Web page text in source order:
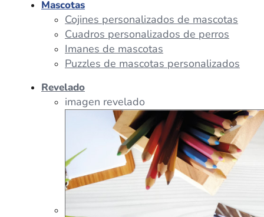
Mascotas
Cojines personalizados de mascotas
Cuadros personalizados de perros
Imanes de mascotas
Puzzles de mascotas personalizados
Revelado
imagen revelado